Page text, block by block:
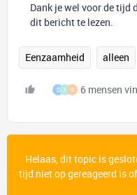
Dank je wel voor de tijd
dit bericht te lezen.
Eenzaamheid alleen
D I S 6 mensen
Helaas, dit topic is
tijd niet op gereageerd is